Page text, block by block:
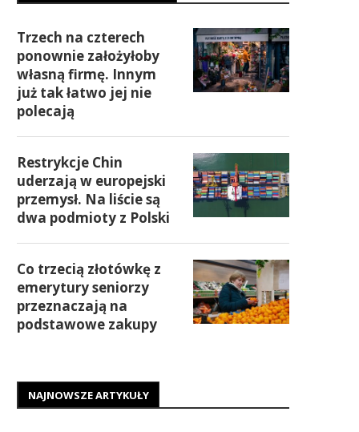
Trzech na czterech
ponownie założyłoby
własną firmę. Innym
już tak łatwo jej nie
polecają
Restrykcje Chin
uderzają w europejski
przemysł. Na liście są
dwa podmioty z Polski
Co trzecią złotówkę z
emerytury seniorzy
przeznaczają na
podstawowe zakupy
NAJNOWSZE ARTYKUŁY